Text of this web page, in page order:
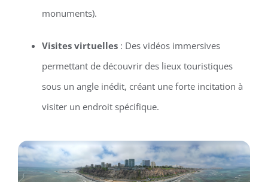
monuments).
Visites virtuelles: Des vidéos immersives
permettant de découvrir des lieux touristiques
sous un angle inédit, créant une forte incitation à
visiter un endroit spécifique.